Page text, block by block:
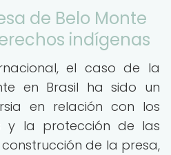
de Belo Monte
indígenas
el caso de la
en Brasil ha sido un
en relación con los
y la protección de las
de la presa,